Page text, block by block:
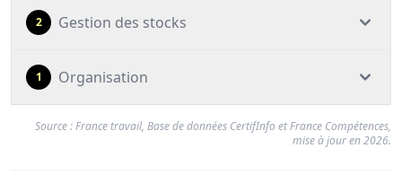
2 Gestion des stocks
1 Organisation
Source : France travail, Base de données CertifInfo et France Compétences,
mise à jour en 2026.